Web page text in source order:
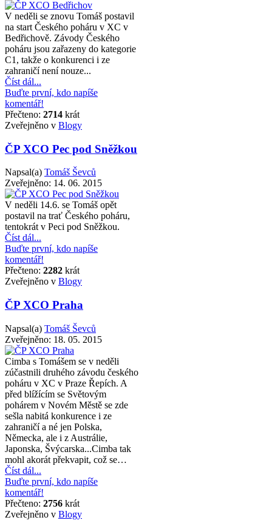
V neděli se znovu Tomáš postavil
na start Českého poháru v XC v
Bedřichově. Závody Českého
poháru jsou zařazeny do kategorie
C1, takže o konkurenci i ze
zahraničí není nouze...
Číst dál...
Buďte první, kdo napíše
komentář!
Přečteno: 2714 krát
Zveřejněno v Blogy
ČP XCO Pec pod Sněžkou
Napsal(a) Tomáš Ševců
Zveřejněno: 14. 06. 2015
V neděli 14.6. se Tomáš opět
postavil na trať Českého poháru,
tentokrát v Peci pod Sněžkou.
Číst dál...
Buďte první, kdo napíše
komentář!
Přečteno: 2282 krát
Zveřejněno v Blogy
ČP XCO Praha
Napsal(a) Tomáš Ševců
Zveřejněno: 18. 05. 2015
Cimba s Tomášem se v neděli
zúčastnili druhého závodu českého
poháru v XC v Praze Řepích. A
před blížícím se Světovým
pohárem v Novém Městě se zde
sešla nabitá konkurence i ze
zahraničí a né jen Polska,
Německa, ale i z Austrálie,
Japonska, Švýcarska...Cimba tak
mohl akorát překvapit, což se…
Číst dál...
Buďte první, kdo napíše
komentář!
Přečteno: 2756 krát
Zveřejněno v Blogy